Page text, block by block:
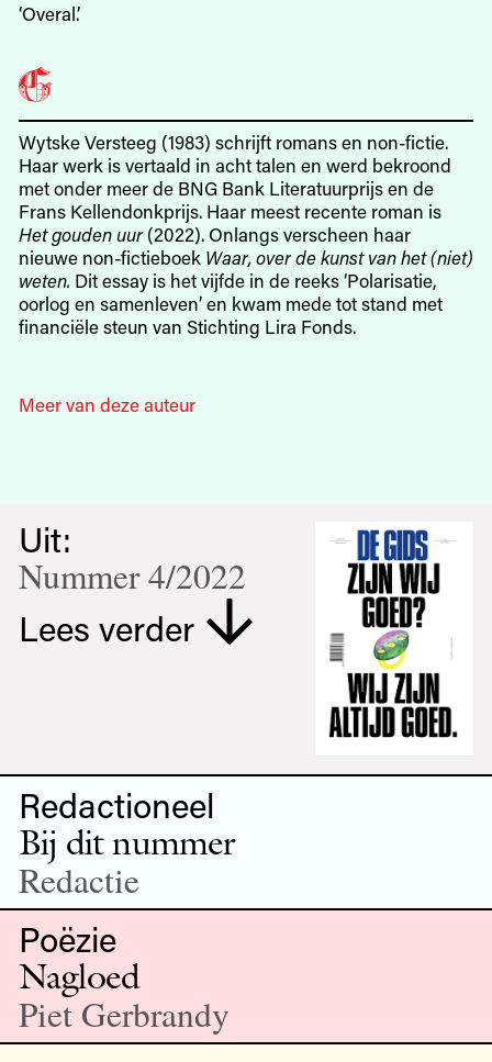
‘Overal.’
Wytske Versteeg (1983) schrijft romans en non-fictie.
Haar werk is vertaald in acht talen en werd bekroond
met onder meer de BNG Bank Literatuurprijs en de
Frans Kellendonkprijs. Haar meest recente roman is
Het gouden uur(2022). Onlangs verscheen haar
nieuwe non-fictieboek Waar, over de kunst van het (niet)
weten. Dit essay is het vijfde in de reeks ‘Polarisatie,
oorlog en samenleven’ en kwam mede tot stand met
financiële steun van Stichting Lira Fonds.
Meer van deze auteur
Uit:
Nummer 4/2022
Lees verder
Redactioneel
Bij dit nummer
Redactie
Poëzie
Nagloed
Piet Gerbrandy